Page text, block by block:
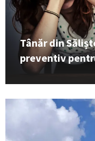
Tânăr din
preventiv